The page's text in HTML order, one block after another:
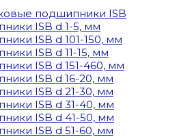
подшипники ISB
ISB d 1-5, мм
ISB d 101-150, мм
ISB d 11-15, мм
ISB d 151-460, мм
ISB d 16-20, мм
ISB d 21-30, мм
ISB d 31-40, мм
ISB d 41-50, мм
ISB d 51-60, мм